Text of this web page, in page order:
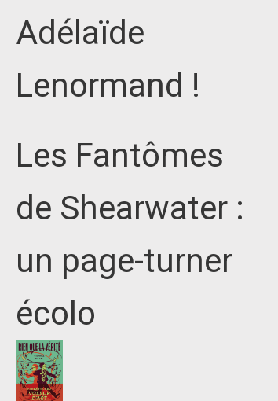
Adélaïde
Lenormand !
Les Fantômes
de Shearwater :
un page-turner
écolo